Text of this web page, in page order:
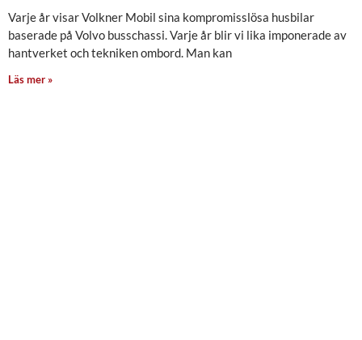
Varje år visar Volkner Mobil sina kompromisslösa husbilar
baserade på Volvo busschassi. Varje år blir vi lika imponerade av
hantverket och tekniken ombord. Man kan
Läs mer »